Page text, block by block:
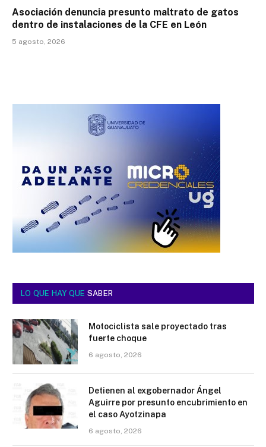
Asociación denuncia presunto maltrato de gatos
dentro de instalaciones de la CFE en León
5 agosto, 2026
LO QUE HAY QUE SABER
Motociclista sale proyectado tras
fuerte choque
6 agosto, 2026
Detienen al exgobernador Ángel
Aguirre por presunto encubrimiento en
el caso Ayotzinapa
6 agosto, 2026